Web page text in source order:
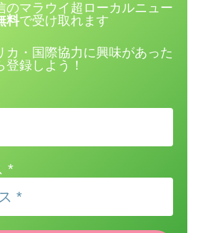
のマラウイ超ローカルニュー
料で受け取れます
カ・国際協力に興味があった
登録しよう！
*